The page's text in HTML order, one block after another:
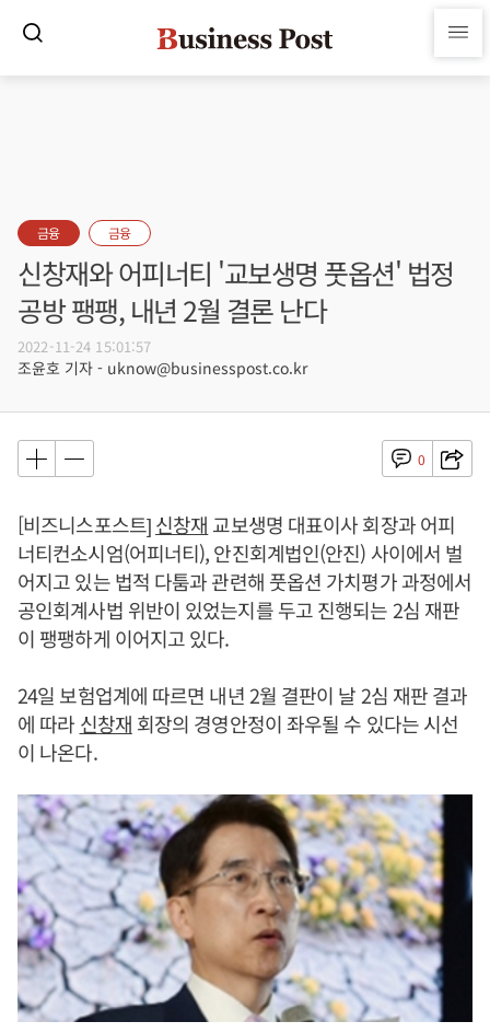
금융 금융
신창재와 어피너티 '교보생명 풋옵션' 법정
공방 팽팽, 내년 2월 결론 난다
2022-11-24 15:01:57
조윤호 기자 - uknow@businesspost.co.kr
0
[비즈니스포스트]신창재 교보생명 대표이사 회장과 어피
너티컨소시엄(어피너티), 안진회계법인(안진) 사이에서 벌
어지고 있는 법적 다툼과 관련해 풋옵션 가치평가 과정에서
공인회계사법 위반이 있었는지를 두고 진행되는 2심 재판
이 팽팽하게 이어지고 있다.
24일 보험업계에 따르면 내년 2월 결판이 날 2심 재판 결과
에 따라 신창재 회장의 경영안정이 좌우될 수 있다는 시선
이 나온다.